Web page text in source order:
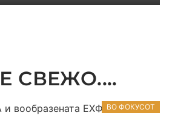
СВЕЖО....
ВО ФОКУСОТ